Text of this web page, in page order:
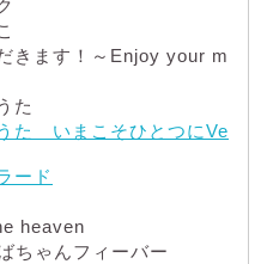
きます！～Enjoy your m
た
た いまこそひとつにVe
ード
heaven
ちゃんフィーバー